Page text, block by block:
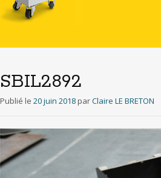
SBIL2892
Publié le 20 juin 2018 parClaire LE BRETON